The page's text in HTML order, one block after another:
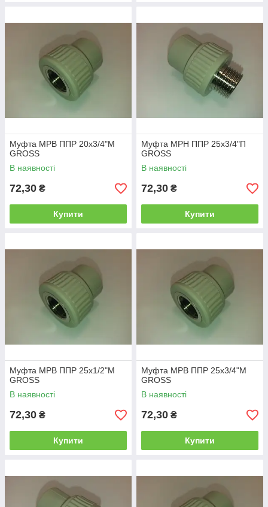
Муфта МРВ ППР 20х3/4"М
GROSS
В наявності
72,30 ₴
Купити
Муфта МРН ППР 25х3/4"П
GROSS
В наявності
72,30 ₴
Купити
Муфта МРВ ППР 25х1/2"М
GROSS
В наявності
72,30 ₴
Купити
Муфта МРВ ППР 25х3/4"М
GROSS
В наявності
72,30 ₴
Купити